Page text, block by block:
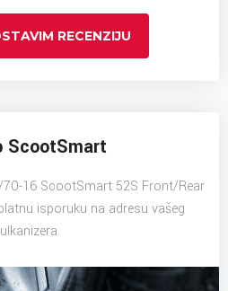
RECENZIJU
ScootSmart
70-16 ScootSmart 52S Front/Rear
isporuku na adresu vašeg